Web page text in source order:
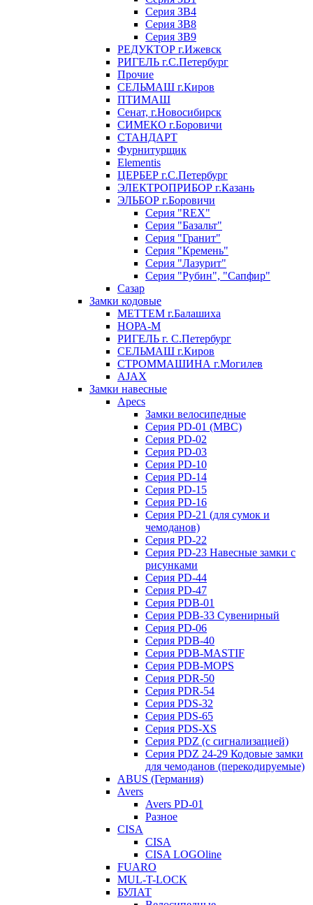
Серия ЗВ4
Серия ЗВ8
Серия ЗВ9
РЕДУКТОР г.Ижевск
РИГЕЛЬ г.С.Петербург
Прочие
СЕЛЬМАШ г.Киров
ПТИМАШ
Сенат, г.Новосибирск
СИМЕКО г.Боровичи
СТАНДАРТ
Фурнитурщик
Elementis
ЦЕРБЕР г.С.Петербург
ЭЛЕКТРОПРИБОР г.Казань
ЭЛЬБОР г.Боровичи
Серия "REX"
Серия "Базальт"
Серия "Гранит"
Серия "Кремень"
Серия "Лазурит"
Серия "Рубин", "Сапфир"
Сазар
Замки кодовые
МЕТТЕМ г.Балашиха
НОРА-М
РИГЕЛЬ г. С.Петербург
СЕЛЬМАШ г.Киров
СТРОММАШИНА г.Могилев
AJAX
Замки навесные
Apecs
Замки велосипедные
Серия PD-01 (МВС)
Серия PD-02
Серия PD-03
Серия PD-10
Серия PD-14
Серия PD-15
Серия PD-16
Серия PD-21 (для сумок и
чемоданов)
Серия PD-22
Серия PD-23 Навесные замки с
рисунками
Серия PD-44
Серия PD-47
Серия PDB-01
Серия PDB-33 Сувенирный
Серия PD-06
Серия PDB-40
Серия PDB-MASTIF
Серия PDB-MOPS
Серия PDR-50
Серия PDR-54
Серия PDS-32
Серия PDS-65
Серия PDS-XS
Серия PDZ (с сигнализацией)
Серия PDZ 24-29 Кодовые замки
для чемоданов (перекодируемые)
ABUS (Германия)
Avers
Avers PD-01
Разное
CISA
CISA
CISA LOGOline
FUARO
MUL-T-LOCK
БУЛАТ